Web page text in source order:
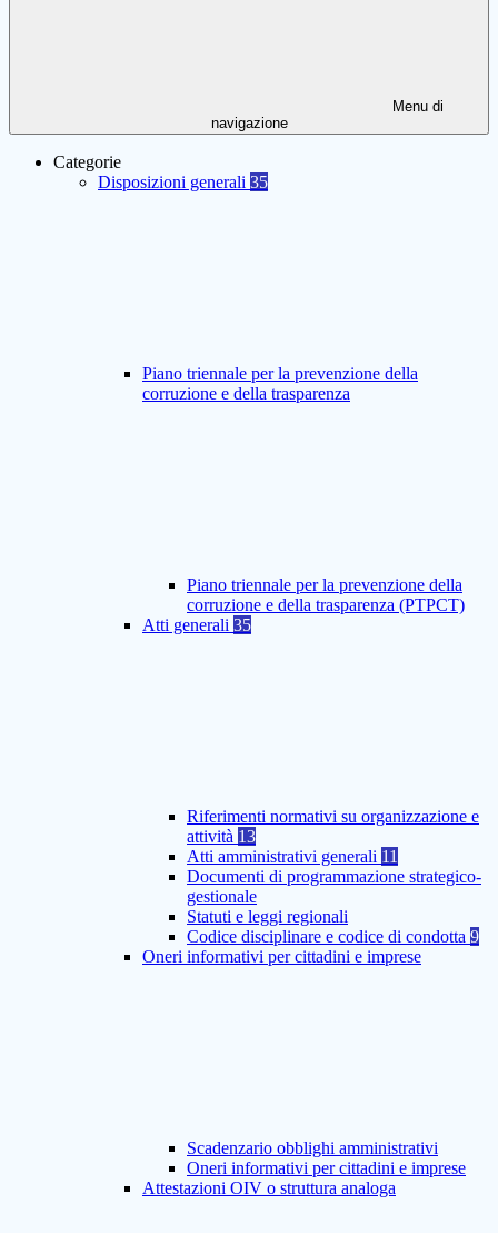
Menu di
navigazione
Categorie
Disposizioni generali 35
Piano triennale per la prevenzione della
corruzione e della trasparenza
Piano triennale per la prevenzione della
corruzione e della trasparenza (PTPCT)
Atti generali 35
Riferimenti normativi su organizzazione e
attività 13
Atti amministrativi generali 11
Documenti di programmazione strategico-
gestionale
Statuti e leggi regionali
Codice disciplinare e codice di condotta 9
Oneri informativi per cittadini e imprese
Scadenzario obblighi amministrativi
Oneri informativi per cittadini e imprese
Attestazioni OIV o struttura analoga